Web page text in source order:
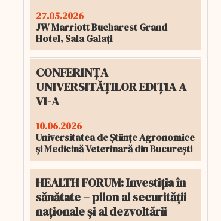
27.05.2026
JW Marriott Bucharest Grand
Hotel, Sala Galați
CONFERINȚA
UNIVERSITĂȚILOR EDIȚIA A
VI-A
10.06.2026
Universitatea de Științe Agronomice
și Medicină Veterinară din București
HEALTH FORUM: Investiția în
sănătate – pilon al securității
naționale și al dezvoltării